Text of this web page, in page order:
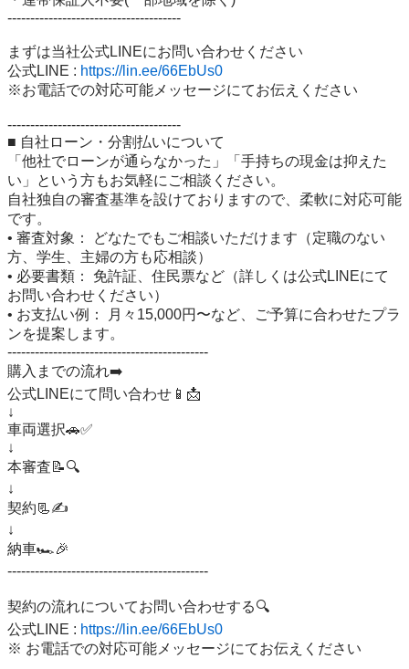
--------------------------------------
まずは当社公式LINEにお問い合わせください
公式LINE : https://lin.ee/66EbUs0
※お電話での対応可能メッセージにてお伝えください
--------------------------------------
■ 自社ローン・分割払いについて
「他社でローンが通らなかった」「手持ちの現金は抑えた
い」という方もお気軽にご相談ください。
自社独自の審査基準を設けておりますので、柔軟に対応可能
です。
• 審査対象： どなたでもご相談いただけます（定職のない
方、学生、主婦の方も応相談）
• 必要書類： 免許証、住民票など（詳しくは公式LINEにて
お問い合わせください）
• お支払い例： 月々15,000円〜など、ご予算に合わせたプラ
ンを提案します。
--------------------------------------------
購入までの流れ➡️
公式LINEにて問い合わせ📱📩
↓
車両選択🚗✅
↓
本審査📝🔍
↓
契約📃✍️
↓
納車🏎️🎉
--------------------------------------------
契約の流れについてお問い合わせする🔍
公式LINE : https://lin.ee/66EbUs0
※ お電話での対応可能メッセージにてお伝えください